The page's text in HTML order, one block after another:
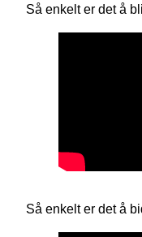
Så enkelt er det å
Så enkelt er det å